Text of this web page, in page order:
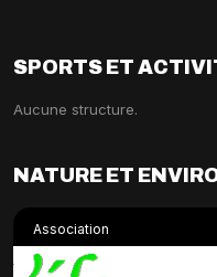
SPORTS ET
Aucune structure.
NATURE ET
Association